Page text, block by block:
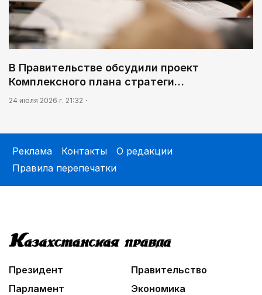
В Правительстве обсудили проект
Комплексного плана стратеги…
24 июля 2026 г. 21:32
Реклама Контакты
О редакции
Правила перепечатки
Президент
Правительство
Парламент
Экономика